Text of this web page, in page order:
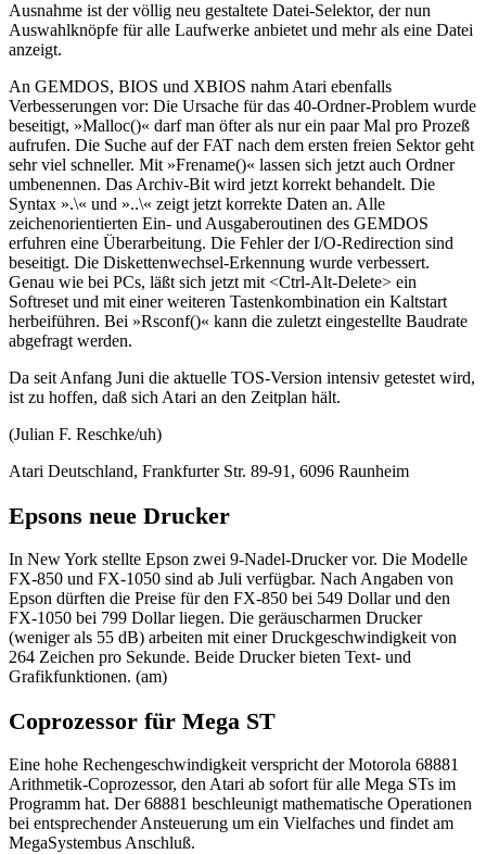
Ausnahme ist der völlig neu gestaltete Datei-Selektor, der nun
Auswahlknöpfe für alle Laufwerke anbietet und mehr als eine Datei
anzeigt.
An GEMDOS, BIOS und XBIOS nahm Atari ebenfalls
Verbesserungen vor: Die Ursache für das 40-Ordner-Problem wurde
beseitigt, »Malloc()« darf man öfter als nur ein paar Mal pro Prozeß
aufrufen. Die Suche auf der FAT nach dem ersten freien Sektor geht
sehr viel schneller. Mit »Frename()« lassen sich jetzt auch Ordner
umbenennen. Das Archiv-Bit wird jetzt korrekt behandelt. Die
Syntax ».\« und »..\« zeigt jetzt korrekte Daten an. Alle
zeichenorientierten Ein- und Ausgaberoutinen des GEMDOS
erfuhren eine Überarbeitung. Die Fehler der I/O-Redirection sind
beseitigt. Die Diskettenwechsel-Erkennung wurde verbessert.
Genau wie bei PCs, läßt sich jetzt mit <Ctrl-Alt-Delete> ein
Softreset und mit einer weiteren Tastenkombination ein Kaltstart
herbeiführen. Bei »Rsconf()« kann die zuletzt eingestellte Baudrate
abgefragt werden.
Da seit Anfang Juni die aktuelle TOS-Version intensiv getestet wird,
ist zu hoffen, daß sich Atari an den Zeitplan hält.
(Julian F. Reschke/uh)
Atari Deutschland, Frankfurter Str. 89-91, 6096 Raunheim
Epsons neue Drucker
In New York stellte Epson zwei 9-Nadel-Drucker vor. Die Modelle
FX-850 und FX-1050 sind ab Juli verfügbar. Nach Angaben von
Epson dürften die Preise für den FX-850 bei 549 Dollar und den
FX-1050 bei 799 Dollar liegen. Die geräuscharmen Drucker
(weniger als 55 dB) arbeiten mit einer Druckgeschwindigkeit von
264 Zeichen pro Sekunde. Beide Drucker bieten Text- und
Grafikfunktionen. (am)
Coprozessor für Mega ST
Eine hohe Rechengeschwindigkeit verspricht der Motorola 68881
Arithmetik-Coprozessor, den Atari ab sofort für alle Mega STs im
Programm hat. Der 68881 beschleunigt mathematische Operationen
bei entsprechender Ansteuerung um ein Vielfaches und findet am
MegaSystembus Anschluß.